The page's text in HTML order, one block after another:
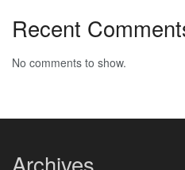
Recent
No comments to show.